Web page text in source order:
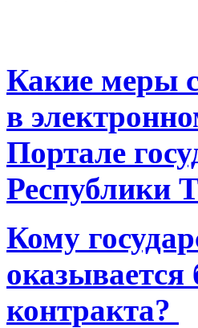
Какие меры
в
Портале
Республики
Кому
оказывается
контракта?